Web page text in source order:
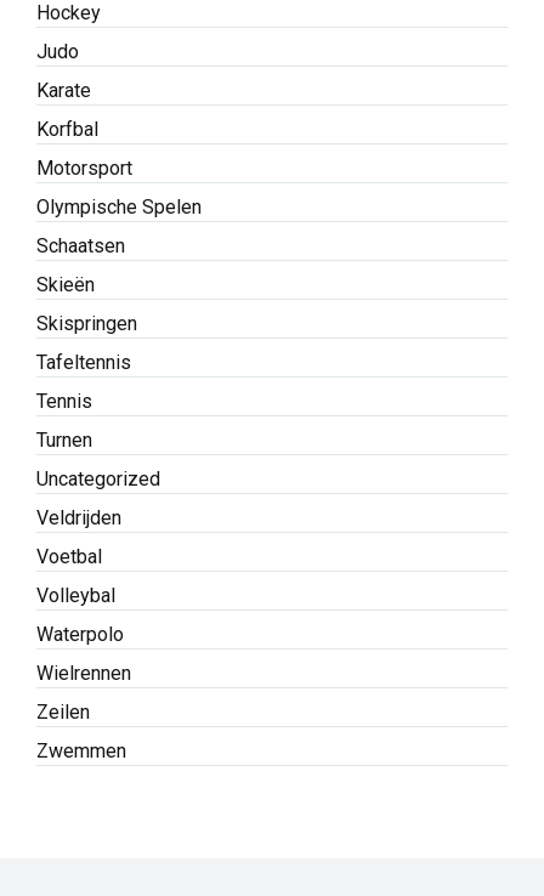
Hockey
Judo
Karate
Korfbal
Motorsport
Olympische Spelen
Schaatsen
Skieën
Skispringen
Tafeltennis
Tennis
Turnen
Uncategorized
Veldrijden
Voetbal
Volleybal
Waterpolo
Wielrennen
Zeilen
Zwemmen